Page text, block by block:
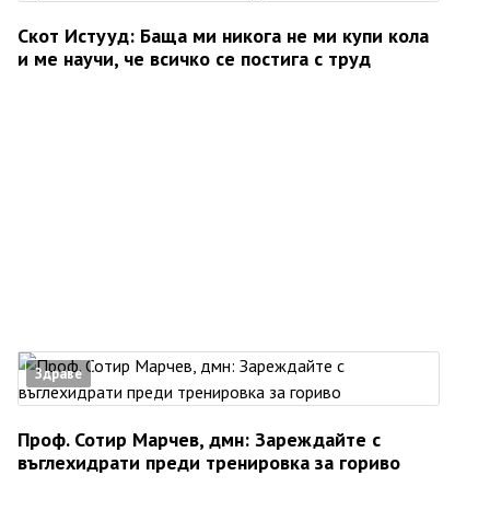
Скот Истууд: Баща ми никога не ми купи кола
и ме научи, че всичко се постига с труд
Здраве
Проф. Сотир Марчев, дмн: Зареждайте с
въглехидрати преди тренировка за гориво